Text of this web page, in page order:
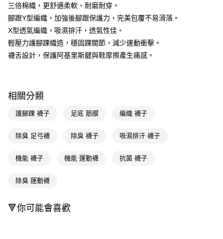
【關於「AFTEE先享後付」】
AFTEE先享後付是「在收到商品之後才付款」的支付方式。 讓您購物簡單
便利好安心！
１．簡單：不需註冊會員、不需綁卡、不需儲值。
２．便利：只要手機號碼，簡訊認證，即可結帳。
２．訂單成立數日內，您將收到繳費通知簡訊。
ATM／網路銀行／等多元方式進行付款，方視為交易完成。
後付繳納相關費用。
是否繳費成功／繳費後需取消欲退款等相關疑問，請聯繫「AFTEE先享後付
【注意事項】
易，需依本服務之必要範圍內提供個人資料，並將交易相關給付款項請求債
權轉讓予恩沛科技股份有限公司。
運送方式
宅配(廠商直送🚚)
每筆NT$100，滿NT$590(含以上)免運費
三倍棉織，更舒適柔軟、耐磨耐穿。
腳跟Y型編織，加強後腳跟保護力，完美包覆不易滑落。
X型透氣編織，吸濕排汗，透氣性佳。
輕壓力護腳踝織造，穩固踝關節，減少運動衝擊。
襪舌設計，保護阿基里斯腱與鞋摩擦產生痛感。
相關分類
護腳踝 襪子 足底 筋膜 編織 襪子
除臭 足弓襪 除臭 襪子 吸濕排汗 襪子
機能 襪子 機能 運動襪 抗菌 襪子
除臭 運動襪
🔻你可能會喜歡